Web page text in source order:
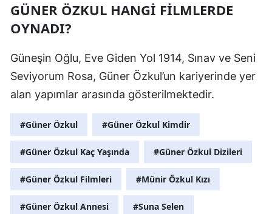
GÜNER ÖZKUL HANGI FILMLERDE
OYNADI?
Güneşin Oğlu, Eve Giden Yol 1914, Sınav ve Seni
Seviyorum Rosa, Güner Özkul’un kariyerinde yer
alan yapımlar arasında gösterilmektedir.
#Güner Özkul #Güner Özkul Kimdir
#Güner Özkul Kaç Yaşında #Güner Özkul Dizileri
#Güner Özkul Filmleri #Münir Özkul Kızı
#Güner Özkul Annesi #Suna Selen